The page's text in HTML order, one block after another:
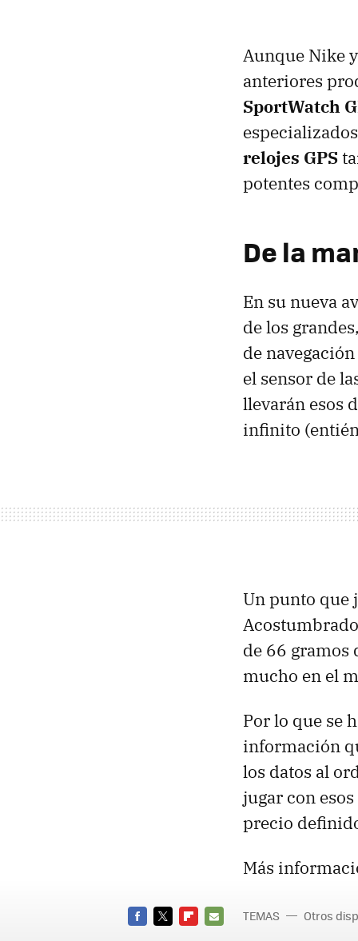
Aunque Nike
anteriores
SportWatch
relojes GPS
potentes
De la
En su nueva
de los
de navegación
el sensor de
llevarán esos
infinito
Un punto que
de 66 gramos
mucho en el
Por lo que se
información
los datos al
jugar con
precio
Más
TEMAS
Otros